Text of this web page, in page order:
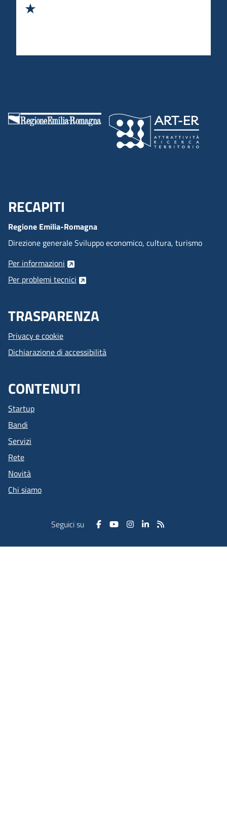
Menu Footer
RECAPITI
Regione Emilia-Romagna
Direzione generale Sviluppo economico, cultura, turismo
Per informazioni
Per problemi tecnici
TRASPARENZA
Privacy e cookie
Dichiarazione di accessibilità
CONTENUTI
Startup
Bandi
Servizi
Rete
Novità
Chi siamo
Seguici su